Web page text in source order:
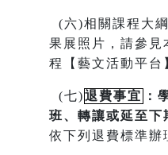
(六)相關課程大
果展照片，請參見
程【藝文活動平台
(七)退費事宜
：
班、 轉讓或延至下
依下列退費標準辦